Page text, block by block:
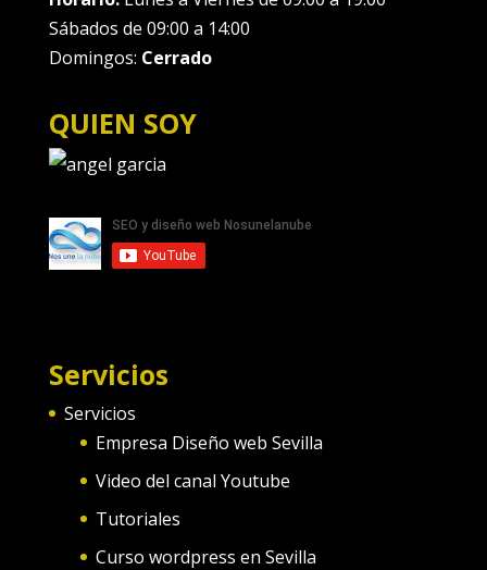
Sábados de 09:00 a 14:00
Domingos: Cerrado
QUIEN SOY
Servicios
Servicios
Empresa Diseño web Sevilla
Video del canal Youtube
Tutoriales
Curso wordpress en Sevilla